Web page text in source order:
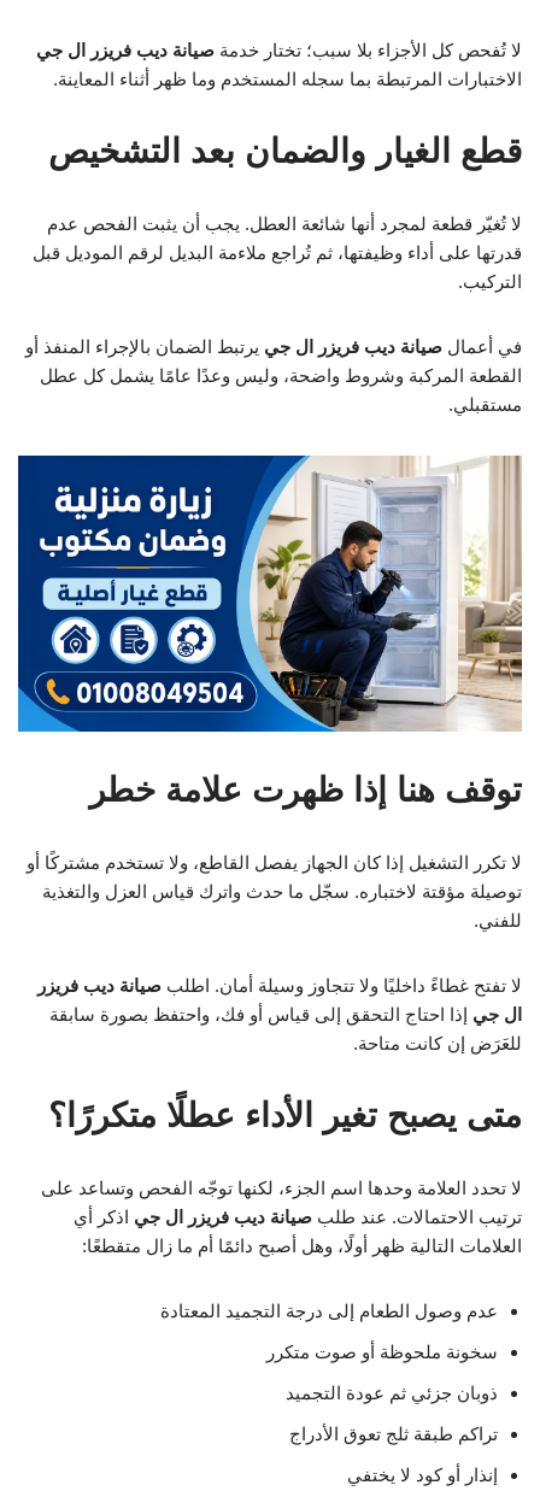
لا تُفحص كل الأجزاء بلا سبب؛ تختار خدمة صيانة ديب فريزر ال جي
الاختبارات المرتبطة بما سجله المستخدم وما ظهر أثناء المعاينة.
قطع الغيار والضمان بعد التشخيص
لا تُغيّر قطعة لمجرد أنها شائعة العطل. يجب أن يثبت الفحص عدم
قدرتها على أداء وظيفتها، ثم تُراجع ملاءمة البديل لرقم الموديل قبل
التركيب.
في أعمال صيانة ديب فريزر ال جي يرتبط الضمان بالإجراء المنفذ أو
القطعة المركبة وشروط واضحة، وليس وعدًا عامًا يشمل كل عطل
مستقبلي.
توقف هنا إذا ظهرت علامة خطر
لا تكرر التشغيل إذا كان الجهاز يفصل القاطع، ولا تستخدم مشتركًا أو
توصيلة مؤقتة لاختباره. سجّل ما حدث واترك قياس العزل والتغذية
للفني.
لا تفتح غطاءً داخليًا ولا تتجاوز وسيلة أمان. اطلب صيانة ديب فريزر
ال جي إذا احتاج التحقق إلى قياس أو فك، واحتفظ بصورة سابقة
للعَرَض إن كانت متاحة.
متى يصبح تغير الأداء عطلًا متكررًا؟
لا تحدد العلامة وحدها اسم الجزء، لكنها توجّه الفحص وتساعد على
ترتيب الاحتمالات. عند طلب صيانة ديب فريزر ال جي اذكر أي
العلامات التالية ظهر أولًا، وهل أصبح دائمًا أم ما زال متقطعًا:
عدم وصول الطعام إلى درجة التجميد المعتادة
سخونة ملحوظة أو صوت متكرر
ذوبان جزئي ثم عودة التجميد
تراكم طبقة ثلج تعوق الأدراج
إنذار أو كود لا يختفي